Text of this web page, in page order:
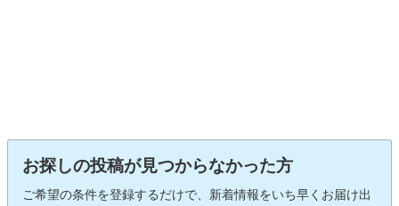
お探しの投稿が見つからなかった方
ご希望の条件を登録するだけで、新着情報をいち早くお届け出